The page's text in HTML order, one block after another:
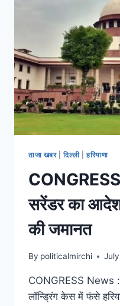
ताजा खबर|दिल्ली| हरियाणा
सरेंडर का आदेश,
की जमानत
By politicalmirchi
CONGRESS News
लॉन्ड्रिंग केस में फंसे